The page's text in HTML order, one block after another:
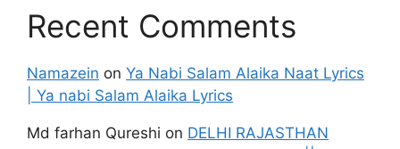
Recent Comments
Namazein on Ya Nabi Salam Alaika Naat Lyrics
| Ya nabi Salam Alaika Lyrics
Md farhan Qureshi on DELHI RAJASTHAN